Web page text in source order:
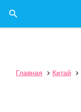

Главная  Китай 